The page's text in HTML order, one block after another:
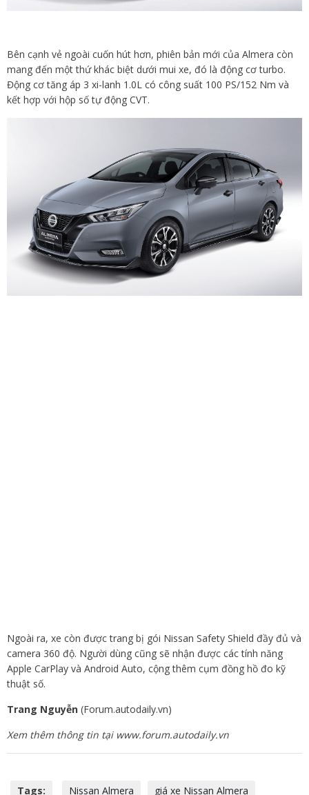
Bên cạnh vẻ ngoài cuốn hút hơn, phiên bản mới của Almera còn
mang đến một thứ khác biệt dưới mui xe, đó là động cơ turbo.
Động cơ tăng áp 3 xi-lanh 1.0L có công suất 100 PS/152 Nm và
kết hợp với hộp số tự động CVT.
Ngoài ra, xe còn được trang bị gói Nissan Safety Shield đầy đủ và
camera 360 độ. Người dùng cũng sẽ nhận được các tính năng
Apple CarPlay và Android Auto, cộng thêm cụm đồng hồ đo kỹ
thuật số.
Trang Nguyễn (Forum.autodaily.vn)
Xem thêm thông tin tại www.forum.autodaily.vn
Tags: Nissan Almera giá xe Nissan Almera